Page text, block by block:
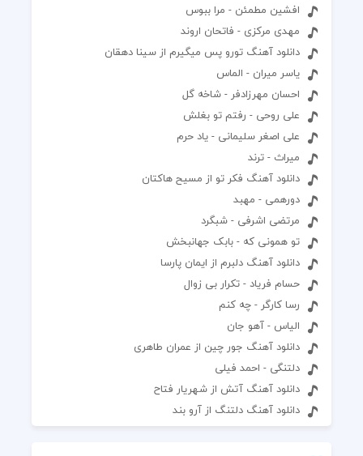
افشین مطمئن - مرا ببوس
مهدی مرکزی - فاتحان اروند
دانلود آهنگ تورو پس میگیرم از سینا دهقان
یاسر میران - الماس
احسان مهرزادفر - شاخه گل
علی روحی - رفتم تو بغلش
علی اصغر سلیمانی - یاد حرم
میراث - ترند
دانلود آهنگ فکر تو از مسیح هاکتان
دورهمی - مهبد
مرتضی اشرفی - شبگرد
تو همونی که - بابک جهانبخش
دانلود آهنگ دلبرم از ایمان پارسا
حسام فریاد - تکرار بی زوال
رسا کارگر - چه کنم
الیاس - آهو جان
دانلود آهنگ جور چین از عمران طاهری
دلتنگی - احمد فیلی
دانلود آهنگ آتش از شهریار فتاح
دانلود آهنگ دلتنگ از آرو بند